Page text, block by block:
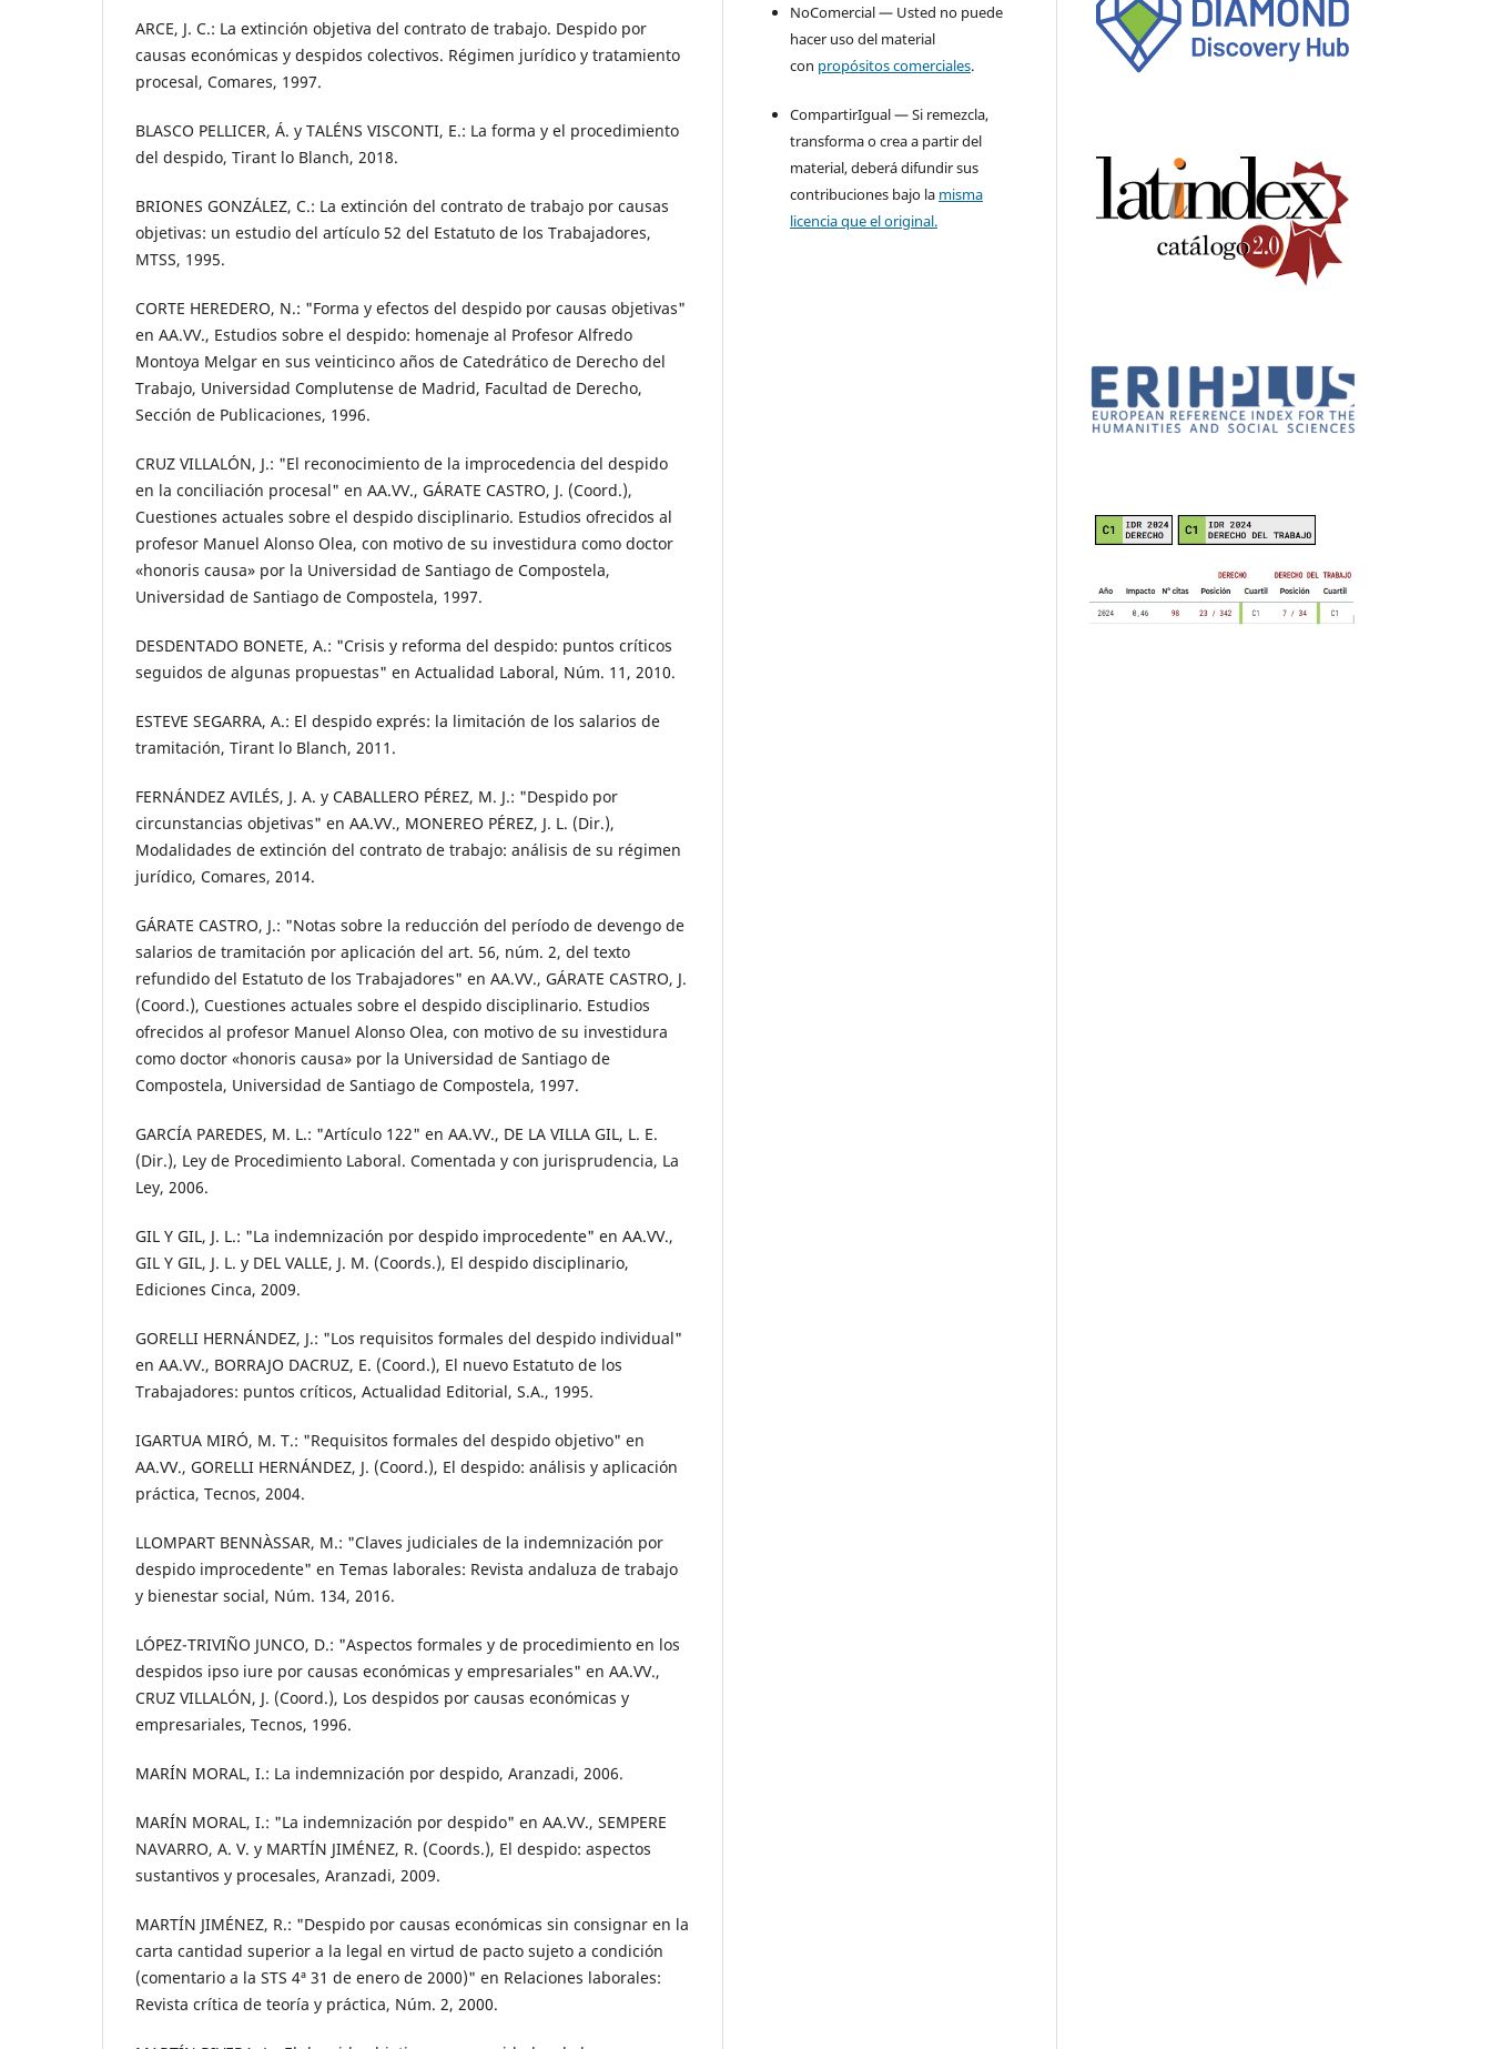
ARCE, J. C.: La extinción objetiva del contrato de trabajo. Despido por
causas económicas y despidos colectivos. Régimen jurídico y tratamiento
procesal, Comares, 1997.
BLASCO PELLICER, Á. y TALÉNS VISCONTI, E.: La forma y el procedimiento
del despido, Tirant lo Blanch, 2018.
BRIONES GONZÁLEZ, C.: La extinción del contrato de trabajo por causas
objetivas: un estudio del artículo 52 del Estatuto de los Trabajadores,
MTSS, 1995.
CORTE HEREDERO, N.: "Forma y efectos del despido por causas objetivas"
en AA.VV., Estudios sobre el despido: homenaje al Profesor Alfredo
Montoya Melgar en sus veinticinco años de Catedrático de Derecho del
Trabajo, Universidad Complutense de Madrid, Facultad de Derecho,
Sección de Publicaciones, 1996.
CRUZ VILLALÓN, J.: "El reconocimiento de la improcedencia del despido
en la conciliación procesal" en AA.VV., GÁRATE CASTRO, J. (Coord.),
Cuestiones actuales sobre el despido disciplinario. Estudios ofrecidos al
profesor Manuel Alonso Olea, con motivo de su investidura como doctor
«honoris causa» por la Universidad de Santiago de Compostela,
Universidad de Santiago de Compostela, 1997.
DESDENTADO BONETE, A.: "Crisis y reforma del despido: puntos críticos
seguidos de algunas propuestas" en Actualidad Laboral, Núm. 11, 2010.
ESTEVE SEGARRA, A.: El despido exprés: la limitación de los salarios de
tramitación, Tirant lo Blanch, 2011.
FERNÁNDEZ AVILÉS, J. A. y CABALLERO PÉREZ, M. J.: "Despido por
circunstancias objetivas" en AA.VV., MONEREO PÉREZ, J. L. (Dir.),
Modalidades de extinción del contrato de trabajo: análisis de su régimen
jurídico, Comares, 2014.
GÁRATE CASTRO, J.: "Notas sobre la reducción del período de devengo de
salarios de tramitación por aplicación del art. 56, núm. 2, del texto
refundido del Estatuto de los Trabajadores" en AA.VV., GÁRATE CASTRO, J.
(Coord.), Cuestiones actuales sobre el despido disciplinario. Estudios
ofrecidos al profesor Manuel Alonso Olea, con motivo de su investidura
como doctor «honoris causa» por la Universidad de Santiago de
Compostela, Universidad de Santiago de Compostela, 1997.
GARCÍA PAREDES, M. L.: "Artículo 122" en AA.VV., DE LA VILLA GIL, L. E.
(Dir.), Ley de Procedimiento Laboral. Comentada y con jurisprudencia, La
Ley, 2006.
GIL Y GIL, J. L.: "La indemnización por despido improcedente" en AA.VV.,
GIL Y GIL, J. L. y DEL VALLE, J. M. (Coords.), El despido disciplinario,
Ediciones Cinca, 2009.
GORELLI HERNÁNDEZ, J.: "Los requisitos formales del despido individual"
en AA.VV., BORRAJO DACRUZ, E. (Coord.), El nuevo Estatuto de los
Trabajadores: puntos críticos, Actualidad Editorial, S.A., 1995.
IGARTUA MIRÓ, M. T.: "Requisitos formales del despido objetivo" en
AA.VV., GORELLI HERNÁNDEZ, J. (Coord.), El despido: análisis y aplicación
práctica, Tecnos, 2004.
LLOMPART BENNÀSSAR, M.: "Claves judiciales de la indemnización por
despido improcedente" en Temas laborales: Revista andaluza de trabajo
y bienestar social, Núm. 134, 2016.
LÓPEZ-TRIVIÑO JUNCO, D.: "Aspectos formales y de procedimiento en los
despidos ipso iure por causas económicas y empresariales" en AA.VV.,
CRUZ VILLALÓN, J. (Coord.), Los despidos por causas económicas y
empresariales, Tecnos, 1996.
MARÍN MORAL, I.: La indemnización por despido, Aranzadi, 2006.
MARÍN MORAL, I.: "La indemnización por despido" en AA.VV., SEMPERE
NAVARRO, A. V. y MARTÍN JIMÉNEZ, R. (Coords.), El despido: aspectos
sustantivos y procesales, Aranzadi, 2009.
MARTÍN JIMÉNEZ, R.: "Despido por causas económicas sin consignar en la
carta cantidad superior a la legal en virtud de pacto sujeto a condición
(comentario a la STS 4ª 31 de enero de 2000)" en Relaciones laborales:
Revista crítica de teoría y práctica, Núm. 2, 2000.
NoComercial — Usted no puede
hacer uso del material
con propósitos comerciales.
CompartirIgual — Si remezcla,
transforma o crea a partir del
material, deberá difundir sus
contribuciones bajo la misma
licencia que el original.